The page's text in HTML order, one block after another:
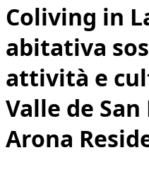
Coliving in
abitativa
attività e
Valle de
Arona